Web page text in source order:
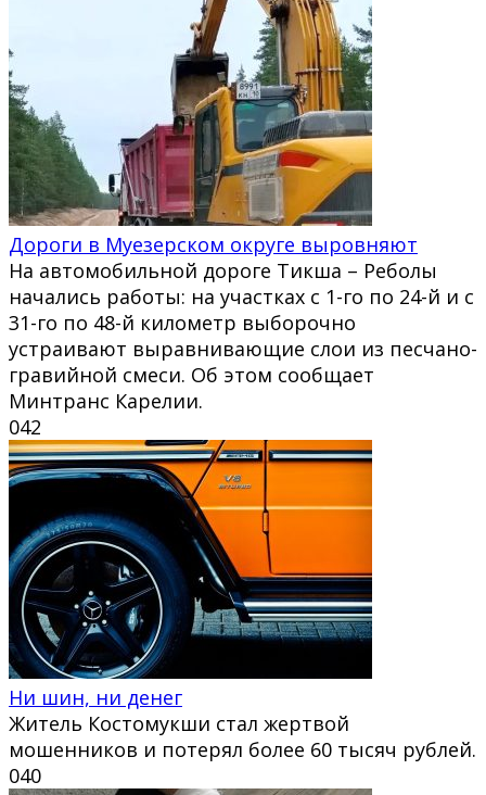
Дороги в Муезерском округе выровняют
На автомобильной дороге Тикша – Реболы
начались работы: на участках с 1-го по 24-й и с
31-го по 48-й километр выборочно
устраивают выравнивающие слои из песчано-
гравийной смеси. Об этом сообщает
Минтранс Карелии.
042
Ни шин, ни денег
Житель Костомукши стал жертвой
мошенников и потерял более 60 тысяч рублей.
040